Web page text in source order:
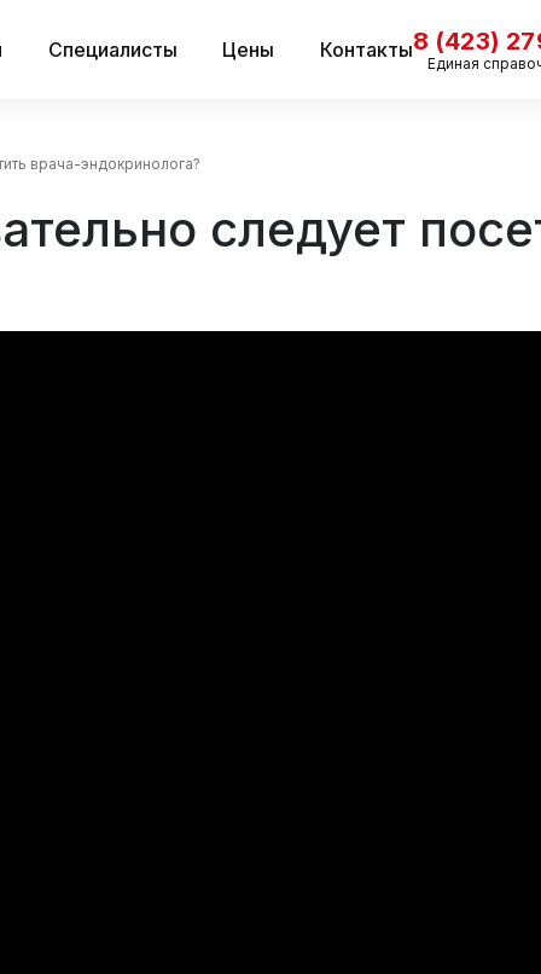
Специалисты Цены Контакты8 (423)
Единая
врача-эндокринолога?
следует